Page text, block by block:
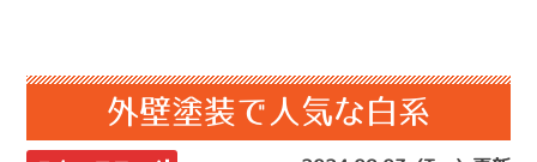
外壁塗装で人気な白系